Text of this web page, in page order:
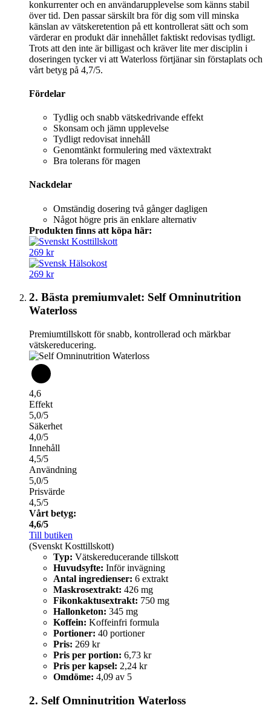
konkurrenter och en användarupplevelse som känns stabil
över tid. Den passar särskilt bra för dig som vill minska
känslan av vätskeretention på ett kontrollerat sätt och som
värderar en produkt där innehållet faktiskt redovisas tydligt.
Trots att den inte är billigast och kräver lite mer disciplin i
doseringen tycker vi att Waterloss förtjänar sin förstaplats och
vårt betyg på 4,7/5.
Fördelar
Tydlig och snabb vätskedrivande effekt
Skonsam och jämn upplevelse
Tydligt redovisat innehåll
Genomtänkt formulering med växtextrakt
Bra tolerans för magen
Nackdelar
Omständig dosering två gånger dagligen
Något högre pris än enklare alternativ
Produkten finns att köpa här:
269 kr
269 kr
2. Bästa premiumvalet: Self Omninutrition
Waterloss
Premiumtillskott för snabb, kontrollerad och märkbar
vätskereducering.
4,6
Effekt
5,0/5
Säkerhet
4,0/5
Innehåll
4,5/5
Användning
5,0/5
Prisvärde
4,5/5
Vårt betyg:
4,6/5
Till butiken
(Svenskt Kosttillskott)
Typ: Vätskereducerande tillskott
Huvudsyfte: Inför invägning
Antal ingredienser: 6 extrakt
Maskrosextrakt: 426 mg
Fikonkaktusextrakt: 750 mg
Hallonketon: 345 mg
Koffein: Koffeinfri formula
Portioner: 40 portioner
Pris: 269 kr
Pris per portion: 6,73 kr
Pris per kapsel: 2,24 kr
Omdöme: 4,09 av 5
2. Self Omninutrition Waterloss